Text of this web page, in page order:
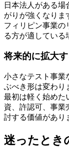
日本法人がある場
がりが強くなりま
フィリピン事業の
る方が適している
将来的に拡大
小さなテスト事業
ぶべき形は変わり
最初は軽く始めた
資、許認可、事業
討する価値があり
迷ったとき